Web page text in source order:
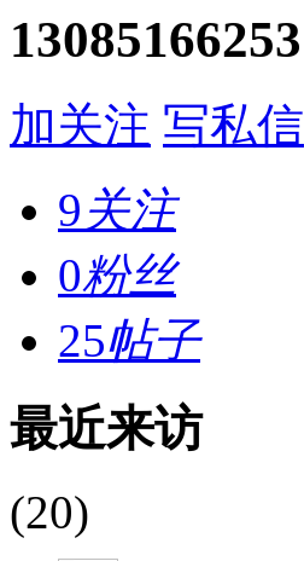
13085166253
加关注 写私信
9关注
0粉丝
25帖子
最近来访
(20)